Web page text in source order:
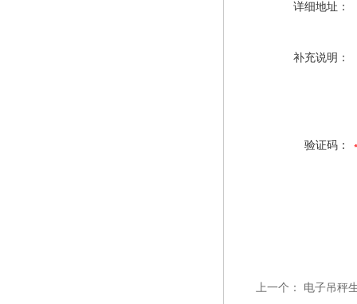
详细地址：
补充说明：
验证码：
上一个： 电子吊秤